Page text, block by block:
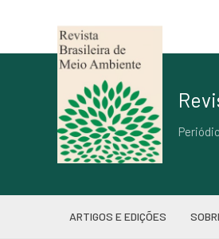
ARTIGOS E EDIÇÕES